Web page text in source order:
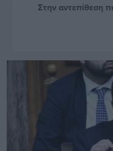
Στην αντεπίθεση